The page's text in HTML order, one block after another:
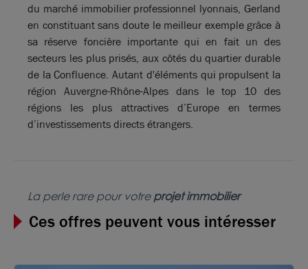
du marché immobilier professionnel lyonnais, Gerland
en constituant sans doute le meilleur exemple grâce à
sa réserve foncière importante qui en fait un des
secteurs les plus prisés, aux côtés du quartier durable
de la Confluence. Autant d'éléments qui propulsent la
région Auvergne-Rhône-Alpes dans le top 10 des
régions les plus attractives d’Europe en termes
d’investissements directs étrangers.
La perle rare pour votreprojet immobilier
Ces offres peuvent vous intéresser